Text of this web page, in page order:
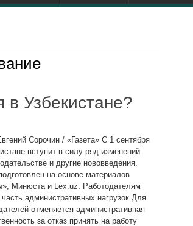
в Узбекистане?
Сорочин / «Газета» С 1 сентября
вступит в силу ряд изменений
и другие нововведения.
на основе материалов
Минюста и Lex.uz. Работодателям
административных нагрузок Для
отменяется административная
за отказ принять на работу